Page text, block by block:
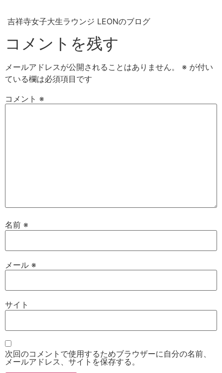
吉祥寺女子大生ラウンジ LEONのブログ
コメントを残す
メールアドレスが公開されることはありません。 ※ が付い
ている欄は必須項目です
コメント ※
名前 ※
メール ※
サイト
次回のコメントで使用するためブラウザーに自分の名前、
メールアドレス、サイトを保存する。